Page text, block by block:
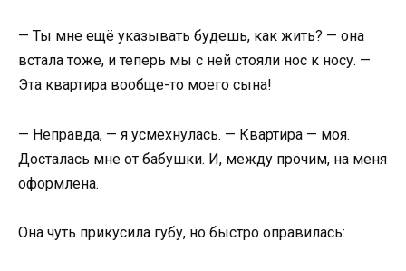
— Ты мне ещё указывать будешь, как жить? — она
встала тоже, и теперь мы с ней стояли нос к носу. —
Эта квартира вообще-то моего сына!
— Неправда, — я усмехнулась. — Квартира — моя.
Досталась мне от бабушки. И, между прочим, на меня
оформлена.
Она чуть прикусила губу, но быстро оправилась: